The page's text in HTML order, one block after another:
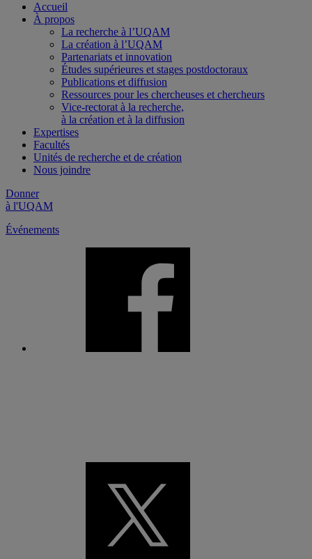
Accueil
À propos
La recherche à l’UQAM
La création à l’UQAM
Partenariats et innovation
Études supérieures et stages postdoctoraux
Publications et diffusion
Ressources pour les chercheuses et chercheurs
Vice-rectorat à la recherche,
à la création et à la diffusion
Expertises
Facultés
Unités de recherche et de création
Nous joindre
Donner
à l'UQAM
Événements